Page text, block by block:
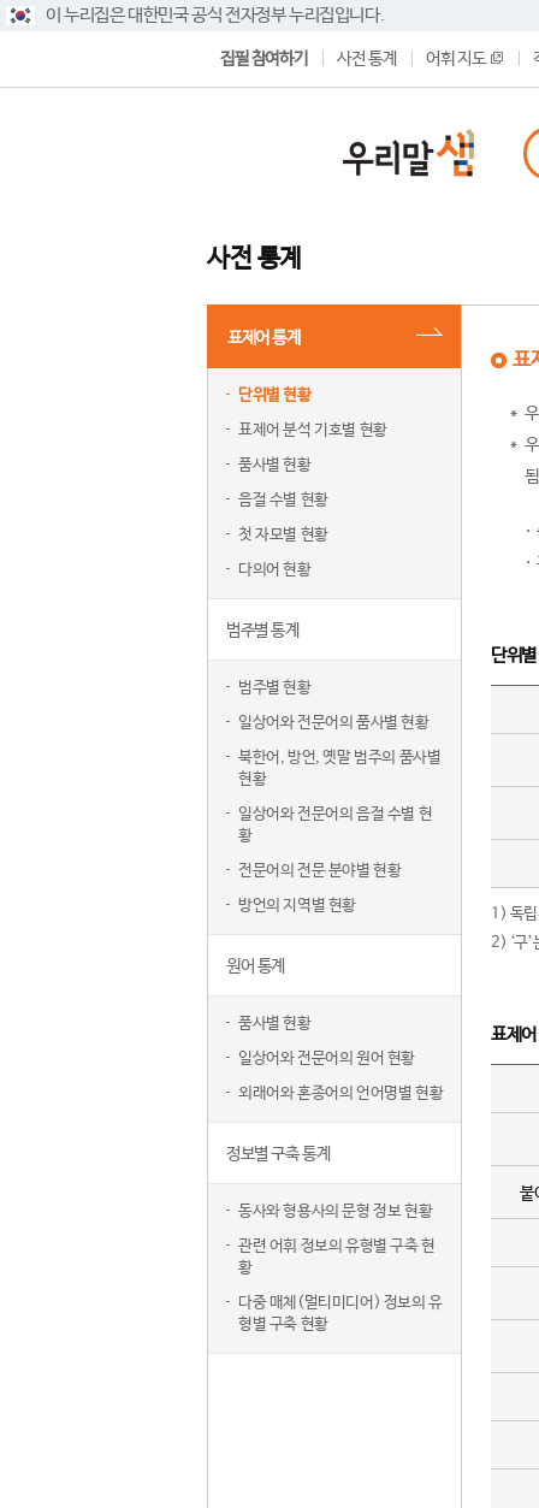
이 누리집은 대한민국 공식 전자정부 누리집입니다.
집필 참여하기 사전 통계 어휘 지도
사전 통계
표제어 통계
단위별 현황
표제어 분석 기호별 현황
품사별 현황
음절 수별 현황
첫 자모별 현황
다의어 현황
범주별 통계
범주별 현황
일상어와 전문어의 품사별 현황
북한어, 방언, 옛말 범주의 품사별
현황
일상어와 전문어의 음절 수별 현
황
전문어의 전문 분야별 현황
방언의 지역별 현황
원어 통계
품사별 현황
일상어와 전문어의 원어 현황
외래어와 혼종어의 언어명별 현황
정보별 구축 통계
동사와 형용사의 문형 정보 현황
관련 어휘 정보의 유형별 구축 현
황
다중 매체(멀티미디어) 정보의 유
형별 구축 현황
표
단위
1) 독립
2) ‘구
표제
붙